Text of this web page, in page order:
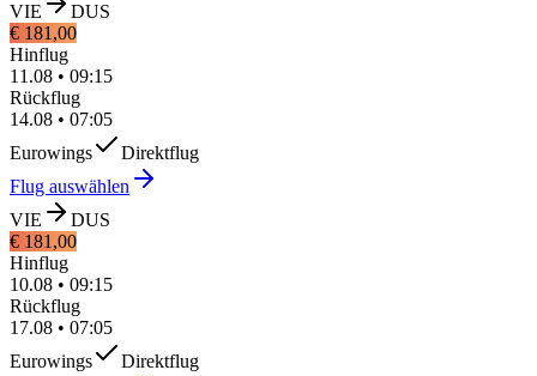
VIE
DUS
€ 181,00
Hinflug
11.08 • 09:15
Rückflug
14.08 • 07:05
Eurowings
Direktflug
Flug auswählen
VIE
DUS
€ 181,00
Hinflug
10.08 • 09:15
Rückflug
17.08 • 07:05
Eurowings
Direktflug